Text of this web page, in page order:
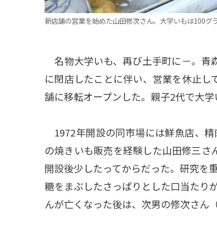
新店舗の営業を始めた山田修次さん。大学いもは100グ
名物大学いも、再び土手町に－。青
に閉店したことに伴い、営業を休止
舗に移転オープンした。親子2代で大
1972年開設の同市場には鮮魚店、
の焼きいも販売を経験した山田修三さ
開設後少したってからだった。研究を
糖をまぶしたさっぱりとした口当たり
んが亡くなった後は、次男の修次さん